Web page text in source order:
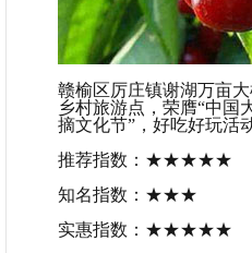
赣榆区厉庄镇谢湖万亩
乡村旅游点，荣膺“中国
摘文化节”，好吃好玩活
推荐指数：★★★★★
知名指数：★★★
实惠指数：★★★★★